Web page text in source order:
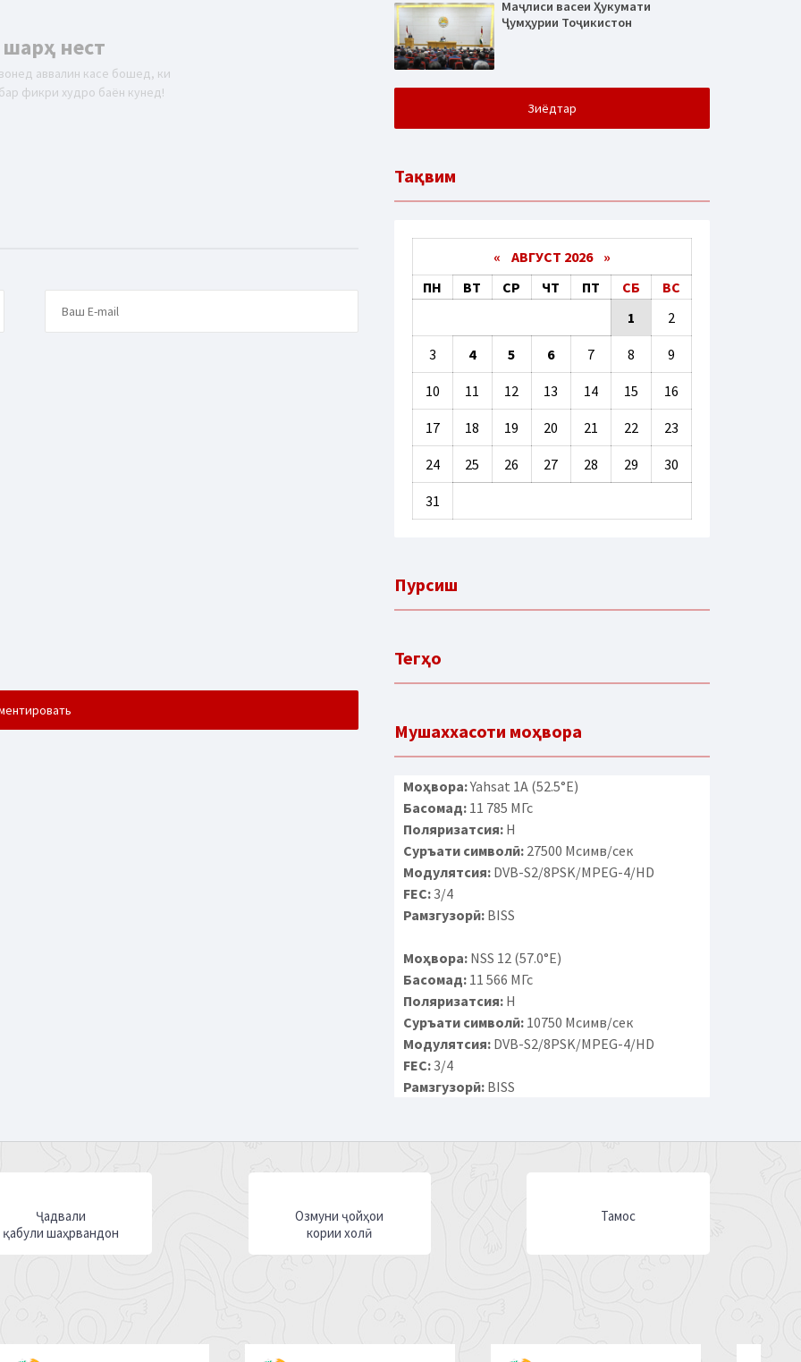
нест
аввалин касе бошед, ки
фикри худро баён кунед!
Маҷлиси васеи Ҳукумати
Ҷумҳурии Тоҷикистон
Зиёдтар
Тақвим
« АВГУСТ 2026 »
ПН
ВТ СР ЧТ ПТ СБ
ВС
1
2
3 4 5 6 7 8 9
10 11 12 13 14 15 16
17 18 19 20 21 22 23
24 25 26 27 28 29 30
31
Пурсиш
Тегҳо
Мушаххасоти моҳвора
Моҳвора:Yahsat 1A (52.5°E)
Басомад:11 785 МГс
Поляризатсия:H
Суръати символӣ:27500 Мсимв/сек
Модулятсия:DVB-S2/8PSK/MPEG-4/HD
FEC:3/4
Рамзгузорӣ:BISS
Моҳвора:NSS 12 (57.0°E)
Басомад:11 566 МГс
Поляризатсия:H
Суръати символӣ:10750 Мсимв/сек
Модулятсия:DVB-S2/8PSK/MPEG-4/HD
FEC:3/4
Рамзгузорӣ:BISS
Ҷадвали
қабули шаҳрвандон
Озмуни ҷойҳои
кории холӣ
Тамос